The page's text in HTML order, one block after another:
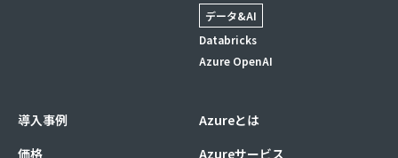
データ&AI
Databricks
Azure OpenAI
導入事例
価格
Azureとは
Azureサービス